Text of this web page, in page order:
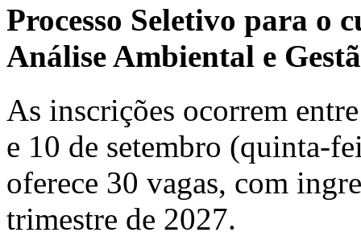
Processo Seletivo para o
Análise Ambiental e
As inscrições ocorrem
e 10 de setembro (quinta-
oferece 30 vagas, com
trimestre de 2027.